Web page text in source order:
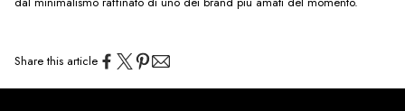
Share this article